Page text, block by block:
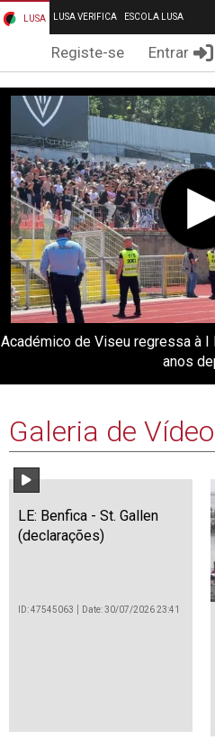
LUSA LUSA VERIFICA ESCOLA LUSA
Registe-se Entrar
Académico de Viseu regressa à
anos
Galeria de
LE: Benfica - St. Gallen
(declarações)
ID: 47545063 Date: 30/07/2026 23:41